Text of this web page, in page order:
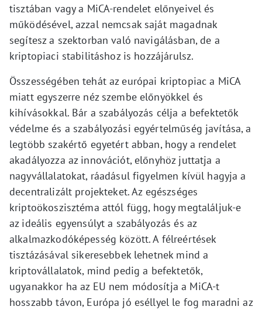
tisztában vagy a MiCA-rendelet előnyeivel és
működésével, azzal nemcsak saját magadnak
segítesz a szektorban való navigálásban, de a
kriptopiaci stabilitáshoz is hozzájárulsz.
Összességében tehát az európai kriptopiac a MiCA
miatt egyszerre néz szembe előnyökkel és
kihívásokkal. Bár a szabályozás célja a befektetők
védelme és a szabályozási egyértelműség javítása, a
legtöbb szakértő egyetért abban, hogy a rendelet
akadályozza az innovációt, előnyhöz juttatja a
nagyvállalatokat, ráadásul figyelmen kívül hagyja a
decentralizált projekteket. Az egészséges
kriptoökoszisztéma attól függ, hogy megtaláljuk-e
az ideális egyensúlyt a szabályozás és az
alkalmazkodóképesség között. A félreértések
tisztázásával sikeresebbek lehetnek mind a
kriptovállalatok, mind pedig a befektetők,
ugyanakkor ha az EU nem módosítja a MiCA-t
hosszabb távon, Európa jó eséllyel le fog maradni az